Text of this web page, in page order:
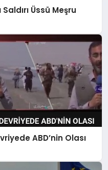
Üssü Meşru
ABD’nin Olası